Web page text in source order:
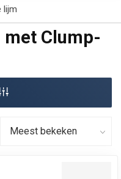
lijm
Clump-